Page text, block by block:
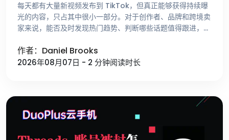
每天都有大量新视频发布到 TikTok，但真正能够获得持续曝
光的内容，只占其中很小一部分。对于创作者、品牌和跨境卖
家来说，能否及时发现热门趋势、判断哪些话题值得跟进，比
赖刷 For …
作者：Daniel Brooks
2026年08月07日 - 2 分钟阅读时长